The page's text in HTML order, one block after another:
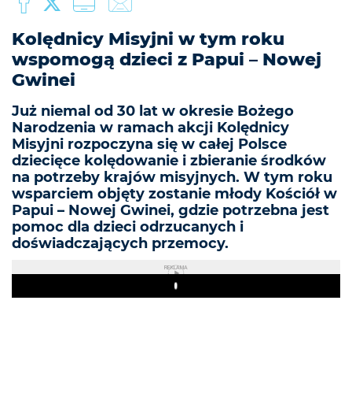
Kolędnicy Misyjni w tym roku
wspomogą dzieci z Papui – Nowej
Gwinei
Już niemal od 30 lat w okresie Bożego
Narodzenia w ramach akcji Kolędnicy
Misyjni rozpoczyna się w całej Polsce
dziecięce kolędowanie i zbieranie środków
na potrzeby krajów misyjnych. W tym roku
wsparciem objęty zostanie młody Kościół w
Papui – Nowej Gwinei, gdzie potrzebna jest
pomoc dla dzieci odrzucanych i
doświadczających przemocy.
REKLAMA
Play